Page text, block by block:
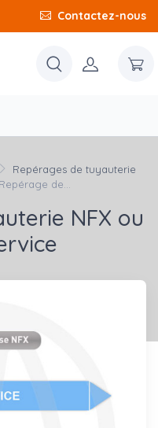
Contactez-nous
Repérages de tuyauterie
Repérage de...
NFX ou